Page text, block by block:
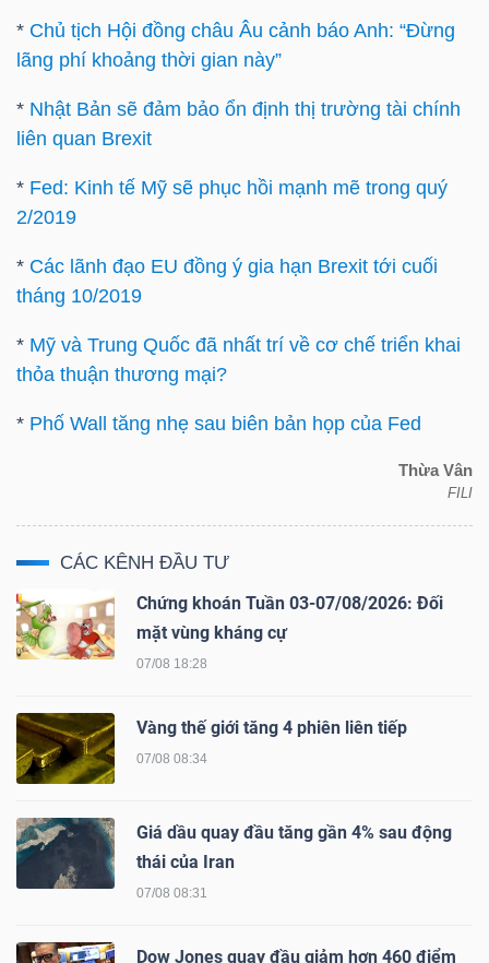
* Chủ tịch Hội đồng châu Âu cảnh báo Anh: “Đừng
lãng phí khoảng thời gian này”
* Nhật Bản sẽ đảm bảo ổn định thị trường tài chính
liên quan Brexit
* Fed: Kinh tế Mỹ sẽ phục hồi mạnh mẽ trong quý
2/2019
* Các lãnh đạo EU đồng ý gia hạn Brexit tới cuối
tháng 10/2019
* Mỹ và Trung Quốc đã nhất trí về cơ chế triển khai
thỏa thuận thương mại?
* Phố Wall tăng nhẹ sau biên bản họp của Fed
Thừa Vân
FILI
CÁC KÊNH ĐẦU TƯ
Chứng khoán Tuần 03-07/08/2026: Đối
mặt vùng kháng cự
07/08 18:28
Vàng thế giới tăng 4 phiên liên tiếp
07/08 08:34
Giá dầu quay đầu tăng gần 4% sau động
thái của Iran
07/08 08:31
Dow Jones quay đầu giảm hơn 460 điểm
Bài
viết
tác
giả
(-)
phân
tích
(-)
vụ
(-)
Đào
tạo
Sách
chính